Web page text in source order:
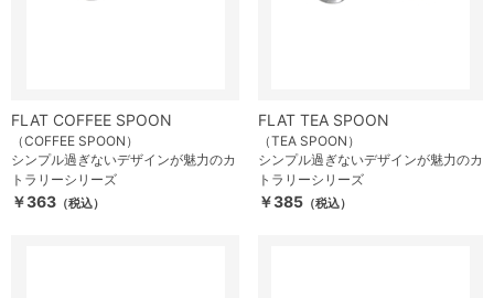
FLAT COFFEE SPOON
（COFFEE SPOON）
シンプル過ぎないデザインが魅力のカ
トラリーシリーズ
￥363 （税込）
FLAT TEA SPOON
（TEA SPOON）
シンプル過ぎないデザインが魅力のカ
トラリーシリーズ
￥385 （税込）